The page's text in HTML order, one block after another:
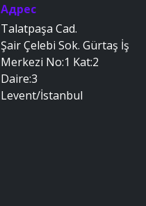
Адрес
Talatpaşa Cad.
Şair Çelebi Sok. Gürtaş İş
Merkezi No:1 Kat:2
Daire:3
Levent/İstanbul